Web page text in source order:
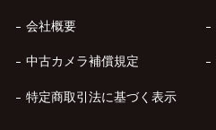
会社概要
中古カメラ補償規定
特定商取引法に基づく表示